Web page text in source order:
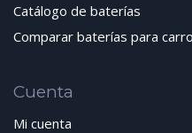
Catálogo de baterías
Comparar baterías para
Cuenta
Mi cuenta